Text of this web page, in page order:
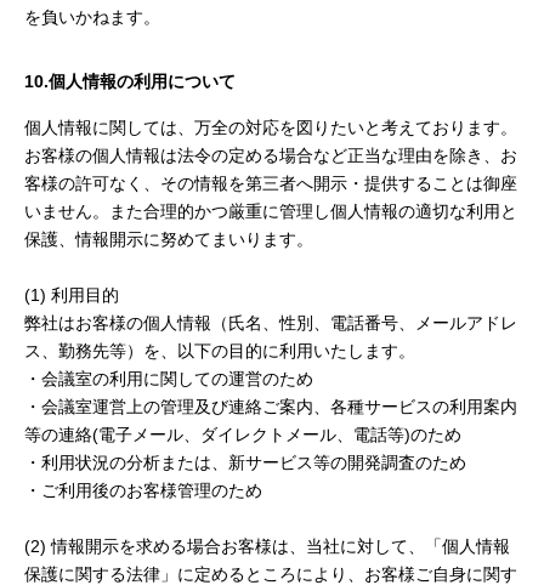
を負いかねます。
10.個人情報の利用について
個人情報に関しては、万全の対応を図りたいと考えております。
お客様の個人情報は法令の定める場合など正当な理由を除き、お
客様の許可なく、その情報を第三者へ開示・提供することは御座
いません。また合理的かつ厳重に管理し個人情報の適切な利用と
保護、情報開示に努めてまいります。
(1) 利用目的
弊社はお客様の個人情報（氏名、性別、電話番号、メールアドレ
ス、勤務先等）を、以下の目的に利用いたします。
・会議室の利用に関しての運営のため
・会議室運営上の管理及び連絡ご案内、各種サービスの利用案内
等の連絡(電子メール、ダイレクトメール、電話等)のため
・利用状況の分析または、新サービス等の開発調査のため
・ご利用後のお客様管理のため
(2) 情報開示を求める場合お客様は、当社に対して、「個人情報
保護に関する法律」に定めるところにより、お客様ご自身に関す